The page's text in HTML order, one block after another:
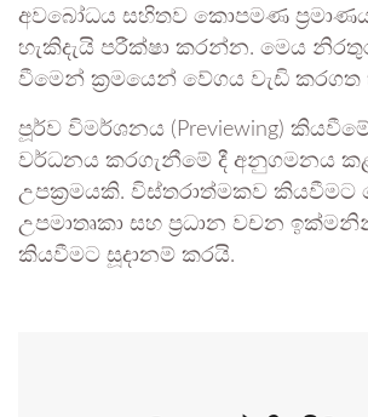
අවබෝධය සහිතව කොපමණ
හැකිදැයි පරීක්ෂා කරන්න. මෙය
වීමෙන් ක්‍රමයෙන් වේගය වැඩි කරගත
පූර්ව විමර්ශනය (Previewing)
වර්ධනය කරගැනීමේ දී අනුගමනය
උපක්‍රමයකි. විස්තරාත්මකව කියවීමට
උපමාතෘකා සහ ප්‍රධාන වචන
කියවීමට සූදානම් කරයි.